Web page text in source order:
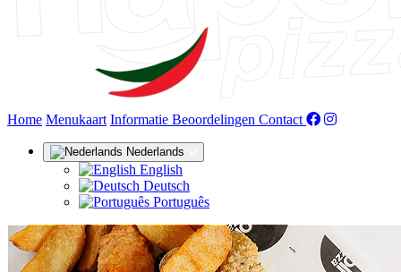
Home Menukaart Informatie Beoordelingen Contact (huidige)
Nederlands
English
Deutsch
Português